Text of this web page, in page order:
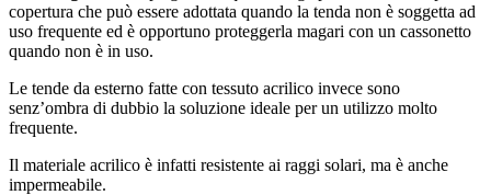
copertura che può essere adottata quando la tenda non è soggetta ad
uso frequente ed è opportuno proteggerla magari con un cassonetto
quando non è in uso.
Le tende da esterno fatte con tessuto acrilico invece sono
senz’ombra di dubbio la soluzione ideale per un utilizzo molto
frequente.
Il materiale acrilico è infatti resistente ai raggi solari, ma è anche
impermeabile.